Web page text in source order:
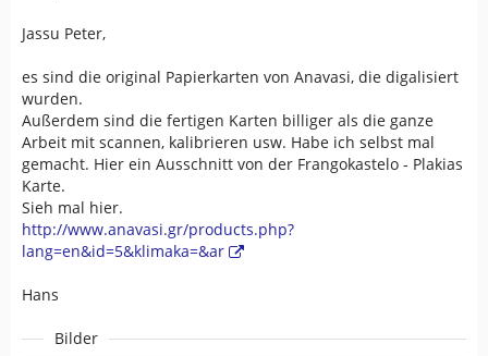
Jassu Peter,
es sind die original Papierkarten von Anavasi, die digalisiert
wurden.
Außerdem sind die fertigen Karten billiger als die ganze
Arbeit mit scannen, kalibrieren usw. Habe ich selbst mal
gemacht. Hier ein Ausschnitt von der Frangokastelo - Plakias
Karte.
Sieh mal hier.
http://www.anavasi.gr/products.php?
lang=en&id=5&klimaka=&ar
Hans
Bilder